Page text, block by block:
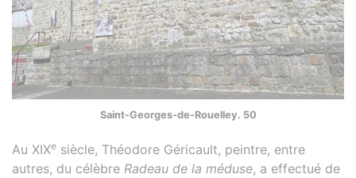
Saint-Georges-de-Rouelley. 50
Au XIXe siècle, Théodore Géricault, peintre, entre
autres, du célèbre Radeau de la méduse, a effectué de